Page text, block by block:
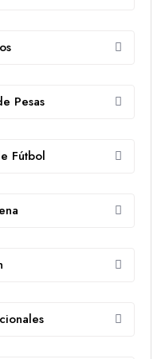
Pesas
Fútbol